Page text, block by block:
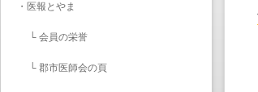
・医報とやま
└ 会員の栄誉
└ 郡市医師会の頁